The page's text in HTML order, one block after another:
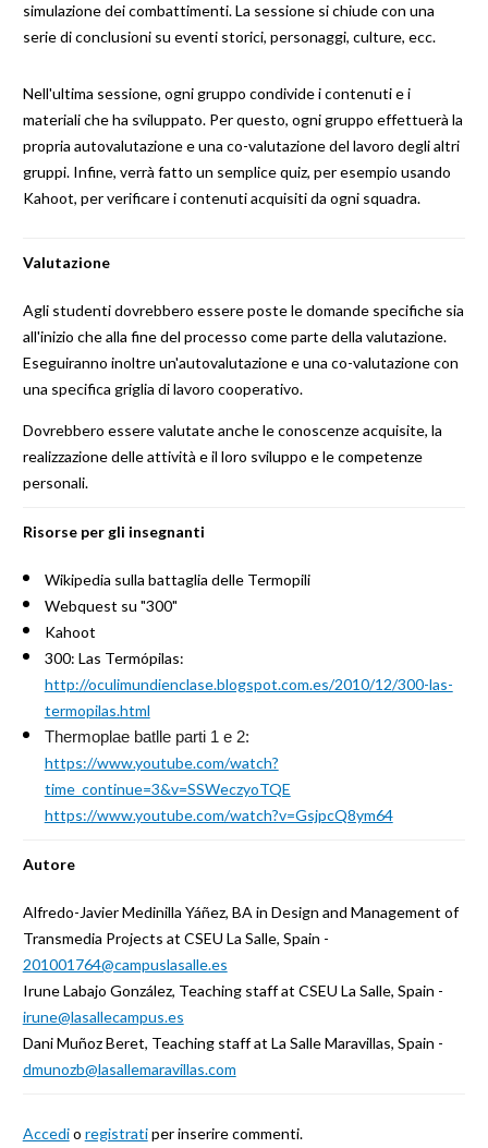
simulazione dei combattimenti. La sessione si chiude con una
serie di conclusioni su eventi storici, personaggi, culture, ecc.
Nell'ultima sessione, ogni gruppo condivide i contenuti e i
materiali che ha sviluppato. Per questo, ogni gruppo effettuerà la
propria autovalutazione e una co-valutazione del lavoro degli altri
gruppi. Infine, verrà fatto un semplice quiz, per esempio usando
Kahoot, per verificare i contenuti acquisiti da ogni squadra.
Valutazione
Agli studenti dovrebbero essere poste le domande specifiche sia
all'inizio che alla fine del processo come parte della valutazione.
Eseguiranno inoltre un'autovalutazione e una co-valutazione con
una specifica griglia di lavoro cooperativo.
Dovrebbero essere valutate anche le conoscenze acquisite, la
realizzazione delle attività e il loro sviluppo e le competenze
personali.
Risorse per gli insegnanti
Wikipedia sulla battaglia delle Termopili
Webquest su "300"
Kahoot
300: Las Termópilas:
http://oculimundienclase.blogspot.com.es/2010/12/300-las-
termopilas.html
Thermoplae batlle parti 1 e 2:
https://www.youtube.com/watch?
time_continue=3&v=SSWeczyoTQE
https://www.youtube.com/watch?v=GsjpcQ8ym64
Autore
Alfredo-Javier Medinilla Yáñez, BA in Design and Management of
Transmedia Projects at CSEU La Salle, Spain -
201001764@campuslasalle.es
Irune Labajo González, Teaching staff at CSEU La Salle, Spain -
irune@lasallecampus.es
Dani Muñoz Beret, Teaching staff at La Salle Maravillas, Spain -
dmunozb@lasallemaravillas.com
Accedio registratiper inserire commenti.